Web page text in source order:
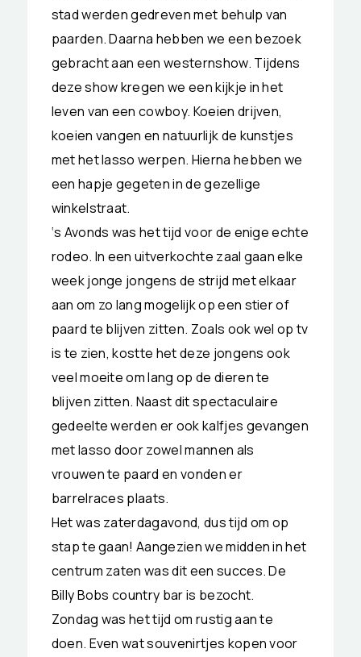
stad werden gedreven met behulp van
paarden. Daarna hebben we een bezoek
gebracht aan een westernshow. Tijdens
deze show kregen we een kijkje in het
leven van een cowboy. Koeien drijven,
koeien vangen en natuurlijk de kunstjes
met het lasso werpen. Hierna hebben we
een hapje gegeten in de gezellige
winkelstraat.
‘s Avonds was het tijd voor de enige echte
rodeo. In een uitverkochte zaal gaan elke
week jonge jongens de strijd met elkaar
aan om zo lang mogelijk op een stier of
paard te blijven zitten. Zoals ook wel op tv
is te zien, kostte het deze jongens ook
veel moeite om lang op de dieren te
blijven zitten. Naast dit spectaculaire
gedeelte werden er ook kalfjes gevangen
met lasso door zowel mannen als
vrouwen te paard en vonden er
barrelraces plaats.
Het was zaterdagavond, dus tijd om op
stap te gaan! Aangezien we midden in het
centrum zaten was dit een succes. De
Billy Bobs country bar is bezocht.
Zondag was het tijd om rustig aan te
doen. Even wat souvenirtjes kopen voor